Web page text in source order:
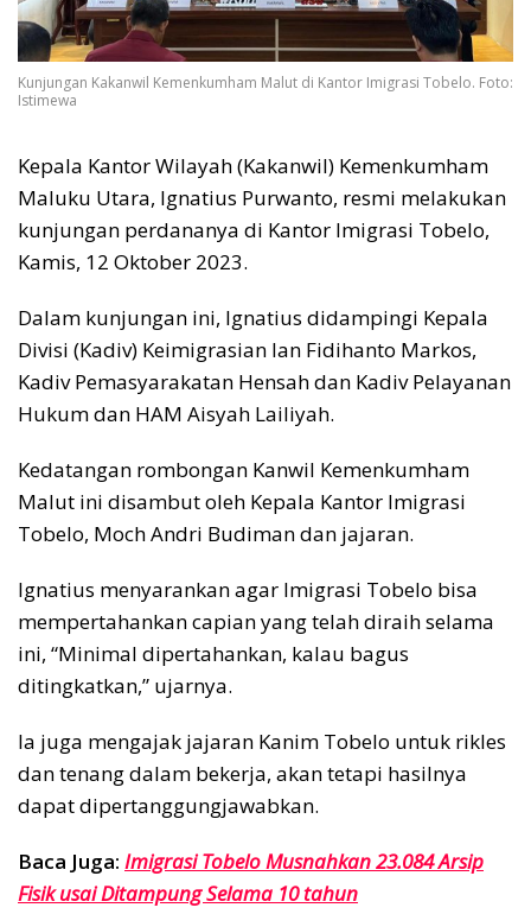
Kunjungan Kakanwil Kemenkumham Malut di Kantor Imigrasi Tobelo. Foto:
Istimewa
Kepala Kantor Wilayah (Kakanwil) Kemenkumham
Maluku Utara, Ignatius Purwanto, resmi melakukan
kunjungan perdananya di Kantor Imigrasi Tobelo,
Kamis, 12 Oktober 2023.
Dalam kunjungan ini, Ignatius didampingi Kepala
Divisi (Kadiv) Keimigrasian Ian Fidihanto Markos,
Kadiv Pemasyarakatan Hensah dan Kadiv Pelayanan
Hukum dan HAM Aisyah Lailiyah.
Kedatangan rombongan Kanwil Kemenkumham
Malut ini disambut oleh Kepala Kantor Imigrasi
Tobelo, Moch Andri Budiman dan jajaran.
Ignatius menyarankan agar Imigrasi Tobelo bisa
mempertahankan capian yang telah diraih selama
ini, “Minimal dipertahankan, kalau bagus
ditingkatkan,” ujarnya.
Ia juga mengajak jajaran Kanim Tobelo untuk rikles
dan tenang dalam bekerja, akan tetapi hasilnya
dapat dipertanggungjawabkan.
Baca Juga: Imigrasi Tobelo Musnahkan 23.084 Arsip
Fisik usai Ditampung Selama 10 tahun